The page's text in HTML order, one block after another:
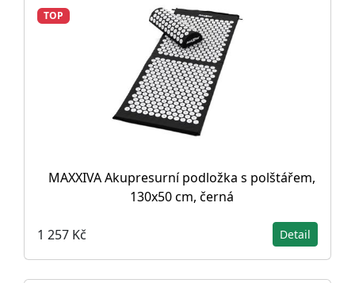
TOP
MAXXIVA Akupresurní podložka s polštářem,
130x50 cm, černá
1 257 Kč Detail